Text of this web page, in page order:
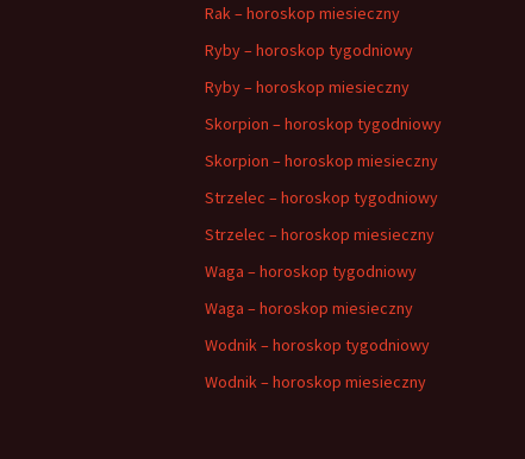
Rak – horoskop miesieczny
Ryby – horoskop tygodniowy
Ryby – horoskop miesieczny
Skorpion – horoskop tygodniowy
Skorpion – horoskop miesieczny
Strzelec – horoskop tygodniowy
Strzelec – horoskop miesieczny
Waga – horoskop tygodniowy
Waga – horoskop miesieczny
Wodnik – horoskop tygodniowy
Wodnik – horoskop miesieczny